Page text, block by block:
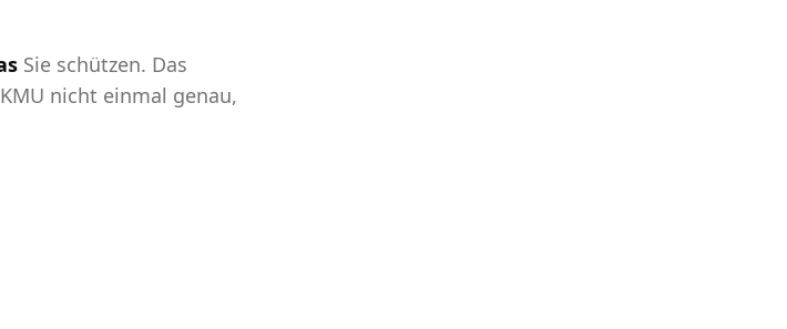
Sie schützen. Das
nicht einmal genau,